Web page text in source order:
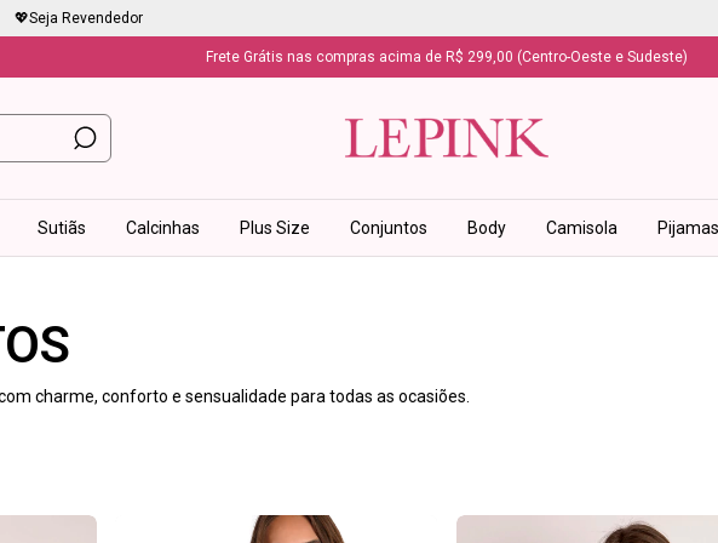
💖Seja Revendedor
Frete Grátis nas compras acima de R$ 299,00 (Centro-Oeste e Sudeste)
Sutiãs Calcinhas Plus Size Conjuntos Body Camisola Pijamas
charme, conforto e sensualidade para todas as ocasiões.